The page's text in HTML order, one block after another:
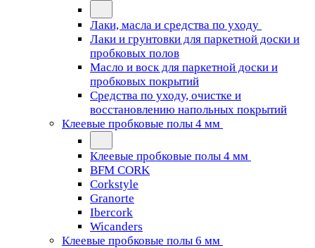
Лаки, масла и средства по уходу
Лаки и грунтовки для паркетной доски и
пробковых полов
Масло и воск для паркетной доски и
пробковых покрытий
Средства по уходу, очистке и
восстановлению напольных покрытий
Клеевые пробковые полы 4 мм
Клеевые пробковые полы 4 мм
BFM CORK
Corkstyle
Granorte
Ibercork
Wicanders
Клеевые пробковые полы 6 мм